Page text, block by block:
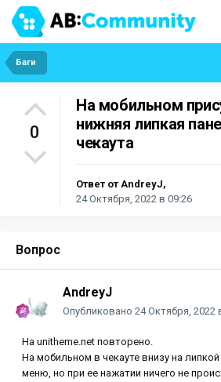
Баги
0
На мобильном
нижняя липкая
чекаута
Ответ от AndreyJ,
24 Октября, 2022 в 09:26
Вопрос
AndreyJ
Опубликовано 24 Октября, 2022
На unitheme.net повторено.
На мобильном в чекауте внизу на
меню, но при ее нажатии ничего не